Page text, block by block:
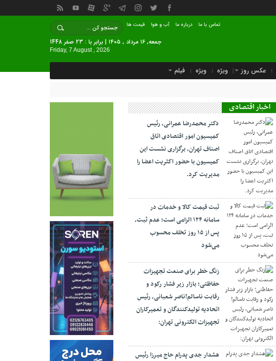
قیمت ها آب و هوا درباره ما تماس با ما
جمعه, ۱۶ مرداد , ۱۴۰۵ | برابر با : 23 صفر 1448
Friday, 7 August , 2026
عکس روز ویژه ویژه فیلم
اخبار اقتصادی
دکتر محمدرضا عمرانی، رئیس
کمیسیون امور اقتصادی اتاق
اصناف تهران، برگزاری نشست این
کمیسیون با حضور اکثریت اعضا را
مدیریت کرد.
ثبت قیمت کالا و خدمات در
سامانه ۱۲۴ الزامی است؛ عدم ثبت،
پس از ۱۵ روز تخلف محسوب
می‌شود
زنگ خطر برای صنعت تجهیزات
حفاظتی؛ بازار زیر فشار رکود و
رقابت ناسالم!ناصر شعبانی، رئیس
اتحادیه تولیدکنندگان و تعمیرکاران
تجهیزات الکترونی تهران:
هشدار جدی پدرام حاج میرزا رئیس